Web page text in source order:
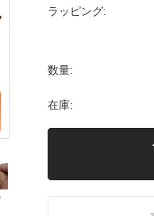
ラッピング:
数量:
在庫: